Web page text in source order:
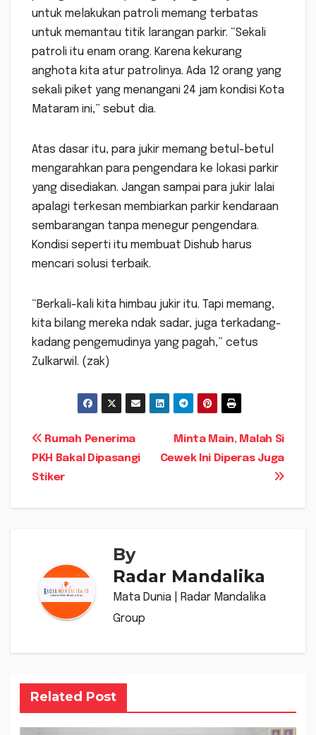
untuk melakukan patroli memang terbatas
untuk memantau titik larangan parkir. “Sekali
patroli itu enam orang. Karena kekurang
anghota kita atur patrolinya. Ada 12 orang yang
sekali piket yang menangani 24 jam kondisi Kota
Mataram ini,” sebut dia.
Atas dasar itu, para jukir memang betul-betul
mengarahkan para pengendara ke lokasi parkir
yang disediakan. Jangan sampai para jukir lalai
apalagi terkesan membiarkan parkir kendaraan
sembarangan tanpa menegur pengendara.
Kondisi seperti itu membuat Dishub harus
mencari solusi terbaik.
“Berkali-kali kita himbau jukir itu. Tapi memang,
kita bilang mereka ndak sadar, juga terkadang-
kadang pengemudinya yang pagah,” cetus
Zulkarwil. (zak)
Navigasi
pos
Minta Main, Malah Si
Cewek Ini Diperas Juga
Rumah Penerima
PKH Bakal Dipasangi
Stiker
By
Radar Mandalika
Mata Dunia | Radar Mandalika
Group
Related Post